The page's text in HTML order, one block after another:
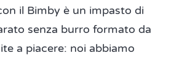
il Bimby è un impasto di
senza burro formato da
a piacere: noi abbiamo